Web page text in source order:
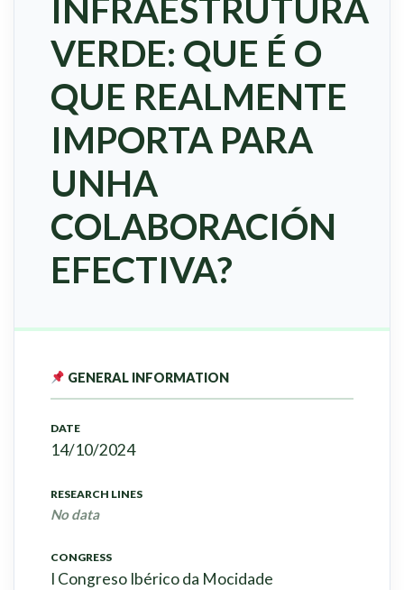
INFRAESTRUTURA
VERDE: QUE É O
QUE REALMENTE
IMPORTA PARA
UNHA
COLABORACIÓN
EFECTIVA?
GENERAL INFORMATION
DATE
14/10/2024
RESEARCH LINES
No data
CONGRESS
I Congreso Ibérico da Mocidade